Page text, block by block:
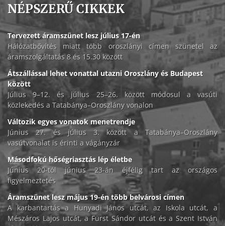
NÉPSZERŰ CIKKEK
Tervezett áramszünet lesz július 17-én
Hálózatbővítés miatt több oroszlányi címen szünetel az
áramszolgáltatás 8 és 15.30 között
Átszállással lehet vonattal utazni Oroszlány és Budapest
között
Július 9–12. és július 25–26. között módosul a vasúti
közlekedés a Tatabánya–Oroszlány vonalon
Változik egyes vonatok menetrendje
Június 27. és július 3. között a Tatabánya–Oroszlány
vasútvonalat is érinti a vágányzár
Másodfokú hőségriasztás lép életbe
Június 20-tól június 23-án éjfélig tart az országos
figyelmeztetés
Áramszünet lesz május 19-én több belvárosi címen
A karbantartás a Hunyadi János utcát, az Iskola utcát, a
Mészáros Lajos utcát, a Fürst Sándor utcát és a Szent István